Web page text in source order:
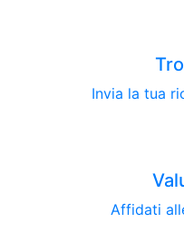
Invia la tua
Affidati